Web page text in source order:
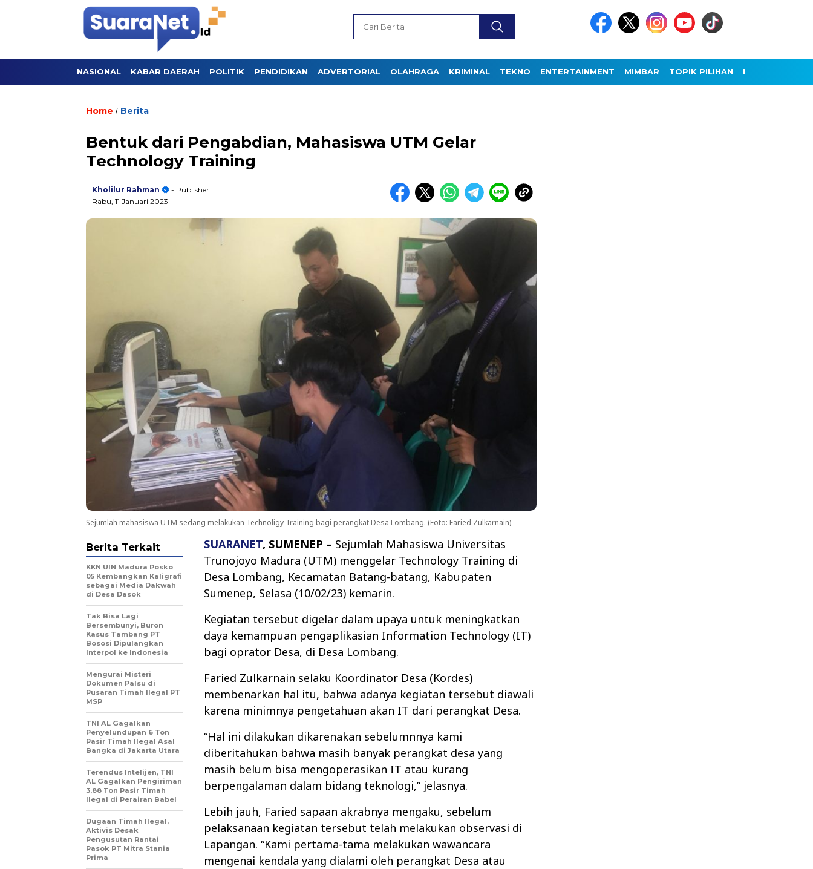
NASIONAL KABAR DAERAH POLITIK PENDIDIKAN ADVERTORIAL OLAHRAGA KRIMINAL TEKNO ENTERTAINMENT MIMBAR TOPIK PILIHAN LAINNYA
Home / Berita
Bentuk dari Pengabdian, Mahasiswa UTM Gelar
Technology Training
Kholilur Rahman
- Publisher
Rabu, 11 Januari 2023
Sejumlah mahasiswa UTM sedang melakukan Technoligy Training bagi perangkat Desa Lombang. (Foto: Faried Zulkarnain)
SUARANET, SUMENEP – Sejumlah Mahasiswa Universitas
Trunojoyo Madura (UTM) menggelar Technology Training di
Desa Lombang, Kecamatan Batang-batang, Kabupaten
Sumenep, Selasa (10/02/23) kemarin.
Kegiatan tersebut digelar dalam upaya untuk meningkatkan
daya kemampuan pengaplikasian Information Technology (IT)
bagi oprator Desa, di Desa Lombang.
Faried Zulkarnain selaku Koordinator Desa (Kordes)
membenarkan hal itu, bahwa adanya kegiatan tersebut diawali
karena minimnya pengetahuan akan IT dari perangkat Desa.
“Hal ini dilakukan dikarenakan sebelumnnya kami
diberitahukan bahwa masih banyak perangkat desa yang
masih belum bisa mengoperasikan IT atau kurang
berpengalaman dalam bidang teknologi,” jelasnya.
Lebih jauh, Faried sapaan akrabnya mengaku, sebelum
pelaksanaan kegiatan tersebut telah melakukan observasi di
Lapangan. “Kami pertama-tama melakukan wawancara
mengenai kendala yang dialami oleh perangkat Desa atau
Berita Terkait
KKN UIN Madura Posko
05 Kembangkan Kaligrafi
sebagai Media Dakwah
di Desa Dasok
Tak Bisa Lagi
Bersembunyi, Buron
Kasus Tambang PT
Bososi Dipulangkan
Interpol ke Indonesia
Mengurai Misteri
Dokumen Palsu di
Pusaran Timah Ilegal PT
MSP
TNI AL Gagalkan
Penyelundupan 6 Ton
Pasir Timah Ilegal Asal
Bangka di Jakarta Utara
Terendus Intelijen, TNI
AL Gagalkan Pengiriman
3,88 Ton Pasir Timah
Ilegal di Perairan Babel
Dugaan Timah Ilegal,
Aktivis Desak
Pengusutan Rantai
Pasok PT Mitra Stania
Prima